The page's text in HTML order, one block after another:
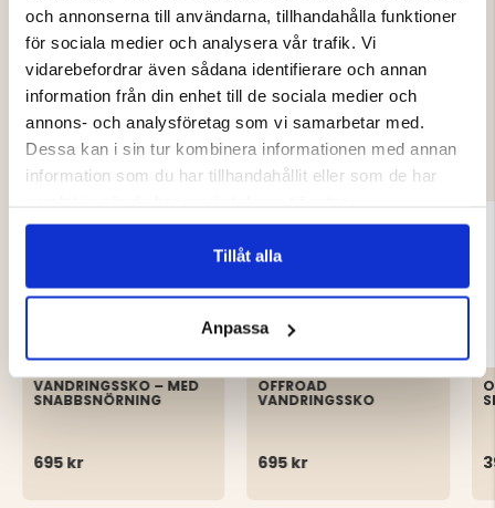
och annonserna till användarna, tillhandahålla funktioner
för sociala medier och analysera vår trafik. Vi
vidarebefordrar även sådana identifierare och annan
information från din enhet till de sociala medier och
annons- och analysföretag som vi samarbetar med.
Dessa kan i sin tur kombinera informationen med annan
information som du har tillhandahållit eller som de har
Tillåt alla
Anpassa
DU KANSKE OCKSÅ ÄR INTRESSERAD
AV
VANDRINGSSKO – MED
SNABBSNÖRNING
695 kr
OFFROAD
VANDRINGSSKO
695 kr